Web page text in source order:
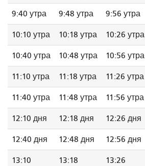
9:40 утра 9:48 утра 9:56 утра
10:10 утра 10:18 утра 10:26 утра
10:40 утра 10:48 утра 10:56 утра
11:10 утра 11:18 утра 11:26 утра
11:40 утра 11:48 утра 11:56 утра
12:10 дня 12:18 дня 12:26 дня
12:40 дня 12:48 дня 12:56 дня
13:10 13:18 13:26